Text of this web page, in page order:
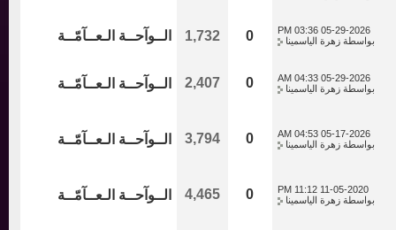
05-29-2026
03:36 PM
بواسطةزهرة الياسمينا 1,732 الــوآحــة الـعــآمّــة
05-29-2026
04:33 AM
بواسطةزهرة الياسمينا 2,407 الــوآحــة الـعــآمّــة
05-17-2026
04:53 AM
بواسطةزهرة الياسمينا 3,794 الــوآحــة الـعــآمّــة
11-05-2020
11:12 PM
بواسطةزهرة الياسمينا 4,465 الــوآحــة الـعــآمّــة